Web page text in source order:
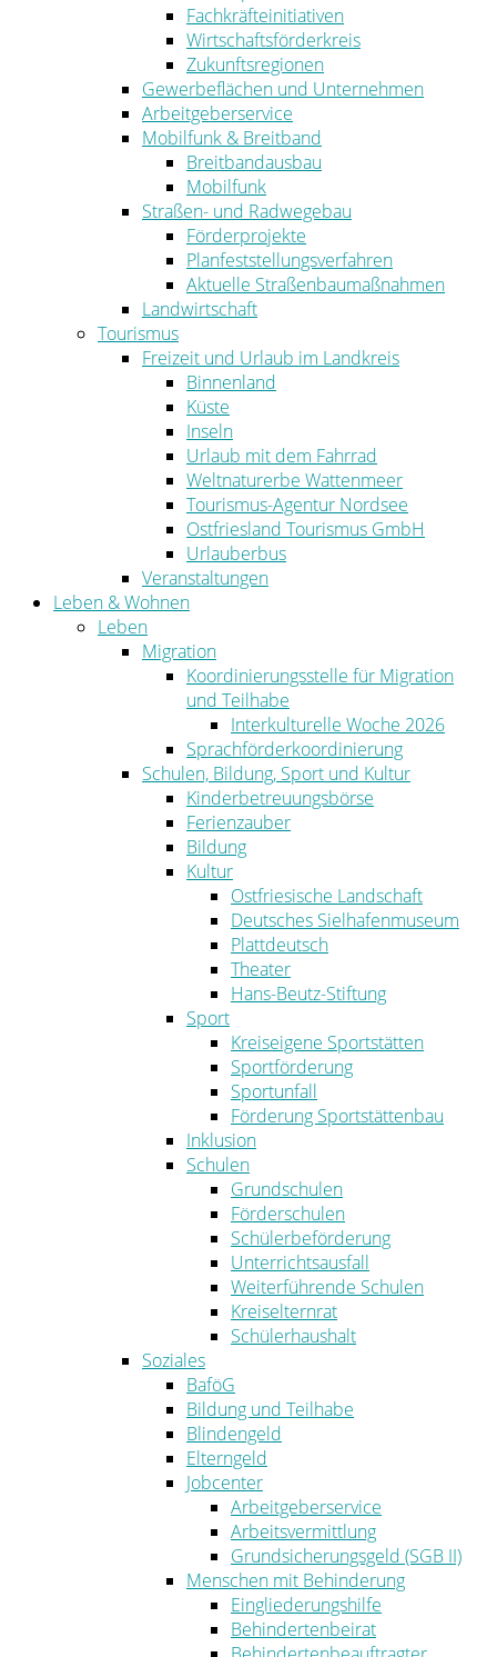
Fachkräfteinitiativen
Wirtschaftsförderkreis
Zukunftsregionen
Gewerbeflächen und Unternehmen
Arbeitgeberservice
Mobilfunk & Breitband
Breitbandausbau
Mobilfunk
Straßen- und Radwegebau
Förderprojekte
Planfeststellungsverfahren
Aktuelle Straßenbaumaßnahmen
Landwirtschaft
Tourismus
Freizeit und Urlaub im Landkreis
Binnenland
Küste
Inseln
Urlaub mit dem Fahrrad
Weltnaturerbe Wattenmeer
Tourismus-Agentur Nordsee
Ostfriesland Tourismus GmbH
Urlauberbus
Veranstaltungen
Leben & Wohnen
Leben
Migration
Koordinierungsstelle für Migration
und Teilhabe
Interkulturelle Woche 2026
Sprachförderkoordinierung
Schulen, Bildung, Sport und Kultur
Kinderbetreuungsbörse
Ferienzauber
Bildung
Kultur
Ostfriesische Landschaft
Deutsches Sielhafenmuseum
Plattdeutsch
Theater
Hans-Beutz-Stiftung
Sport
Kreiseigene Sportstätten
Sportförderung
Sportunfall
Förderung Sportstättenbau
Inklusion
Schulen
Grundschulen
Förderschulen
Schülerbeförderung
Unterrichtsausfall
Weiterführende Schulen
Kreiselternrat
Schülerhaushalt
Soziales
BaföG
Bildung und Teilhabe
Blindengeld
Elterngeld
Jobcenter
Arbeitgeberservice
Arbeitsvermittlung
Grundsicherungsgeld (SGB II)
Menschen mit Behinderung
Eingliederungshilfe
Behindertenbeirat